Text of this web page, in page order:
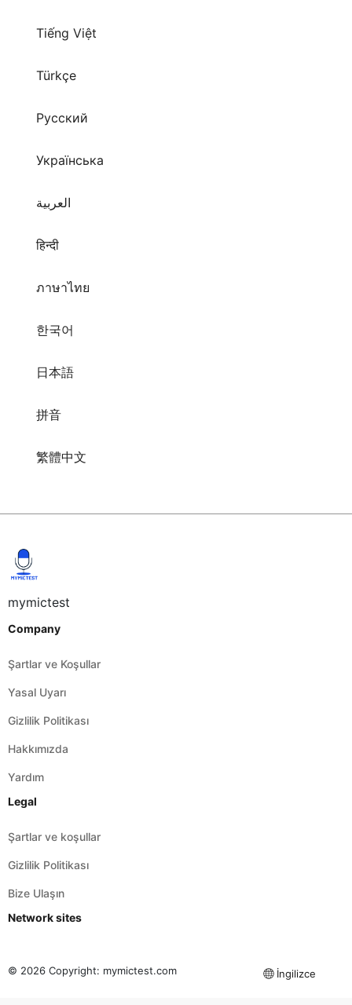
Tiếng Việt
Türkçe
Русский
Українська
العربية
हिन्दी
ภาษาไทย
한국어
日本語
拼音
繁體中文
mymictest
Company
Şartlar ve Koşullar
Yasal Uyarı
Gizlilik Politikası
Hakkımızda
Yardım
Legal
Şartlar ve koşullar
Gizlilik Politikası
Bize Ulaşın
Network sites
© 2026 Copyright: mymictest.com İngilizce